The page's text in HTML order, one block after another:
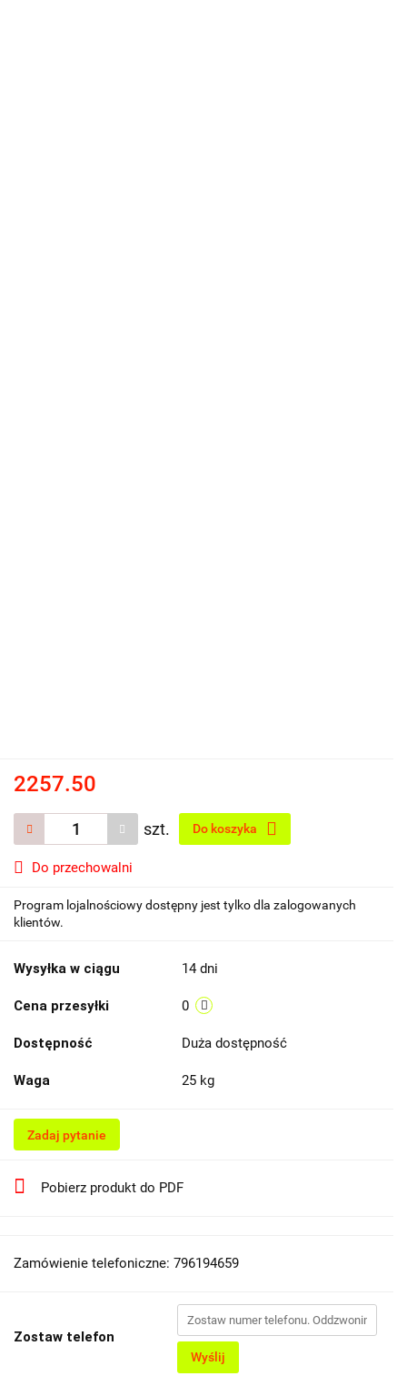
2257.50
szt. Do koszyka
Do przechowalni
Program lojalnościowy dostępny jest tylko dla zalogowanych
klientów.
Wysyłka w ciągu 14 dni
Cena przesyłki 0
Dostępność Duża dostępność
Waga 25 kg
Zadaj pytanie
Pobierz produkt do PDF
Zamówienie telefoniczne: 796194659
Zostaw telefon
Wyślij